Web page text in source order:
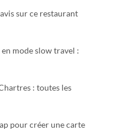
sur ce restaurant
mode slow travel :
: toutes les
pour créer une carte